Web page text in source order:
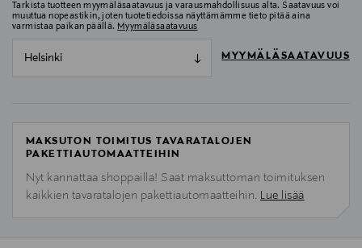
Tarkista tuotteen myymäläsaatavuus ja varausmahdollisuus alta. Saatavuus voi
muuttua nopeastikin, joten tuotetiedoissa näyttämämme tieto pitää aina
varmistaa paikan päällä. Myymäläsaatavuus
Helsinki MYYMÄLÄSAATAVUUS
MAKSUTON TOIMITUS TAVARATALOJEN
PAKETTIAUTOMAATTEIHIN
Nyt kannattaa shoppailla! Saat maksuttoman toimituksen
kaikkien tavaratalojen pakettiautomaatteihin. Lue lisää